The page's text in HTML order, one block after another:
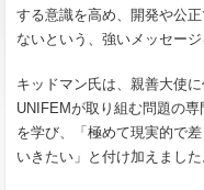
する意識を高め、開発や公
ないという、強いメッセー
キッドマン氏は、親善大使
UNIFEMが取り組む問題の
を学び、「極めて現実的で
いきたい」と付け加えました